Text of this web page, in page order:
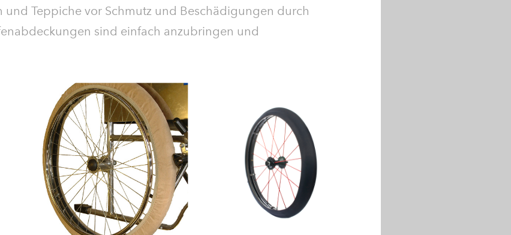
und Teppiche vor Schmutz und Beschädigungen durch
sind einfach anzubringen und